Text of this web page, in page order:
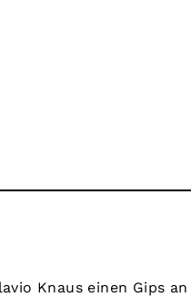
Knaus einen Gips an